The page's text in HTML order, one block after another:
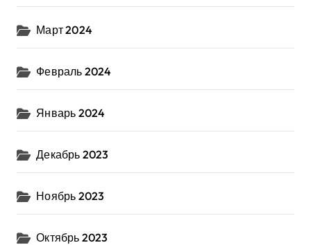
Март 2024
Февраль 2024
Январь 2024
Декабрь 2023
Ноябрь 2023
Октябрь 2023